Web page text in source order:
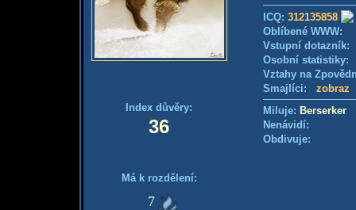
Index důvěry:
36
Má k rozdělení:
7
ICQ: 312135858
Oblíbené WWW:
Vstupní
Osobní
Vztahy na
Smajlíci: zobraz
Miluje: Berserker
Nenávidí:
Obdivuje: